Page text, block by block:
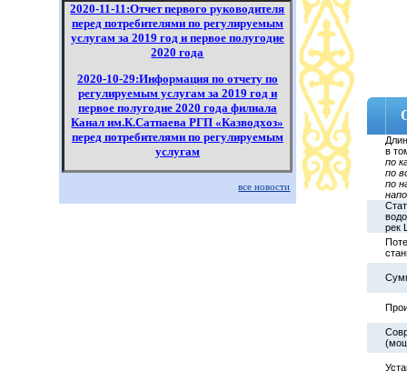
2020-11-11:Отчет первого руководителя
перед потребителями по регулируемым
услугам за 2019 год и первое полугодие
2020 года
2020-10-29:Информация по отчету по
регулируемым услугам за 2019 год и
первое полугодие 2020 года филиала
Канал им.К.Сатпаева РГП «Казводхоз»
перед потребителями по регулируемым
услугам
2020-07-29:Отчет об исполнении
тарифной сметы на услугу по подаче
воды по распределительным сетям
все новости
в
по
по
по
рек